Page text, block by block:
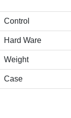
Control
Hard Ware
Weight
Case